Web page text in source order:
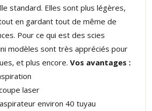
standard. Elles sont plus légères,
en gardant tout de même de
Pour ce qui est des scies
modèles sont très appréciés pour
et plus encore. Vos avantages :
laser
environ 40 tuyau